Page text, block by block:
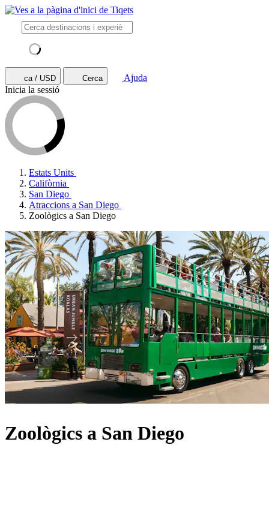
ca / USD Cerca
Ajuda
Inicia la sessió
Estats Units
Califòrnia
San Diego
Atraccions a San Diego
Zoològics a San Diego
Zoològics a San Diego